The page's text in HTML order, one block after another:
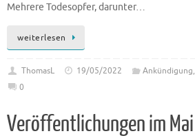
Mehrere Todesopfer, darunter…
weiterlesen
ThomasL 19/05/2022 Ankündigung,
0
Veröffentlichungen im Mai